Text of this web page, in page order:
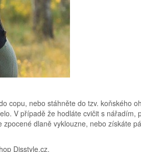
copu, nebo stáhněte do tzv. koňského
V případě že hodláte cvičit s nářadím,
dlaně vyklouzne, nebo získáte
Disstyle.cz.